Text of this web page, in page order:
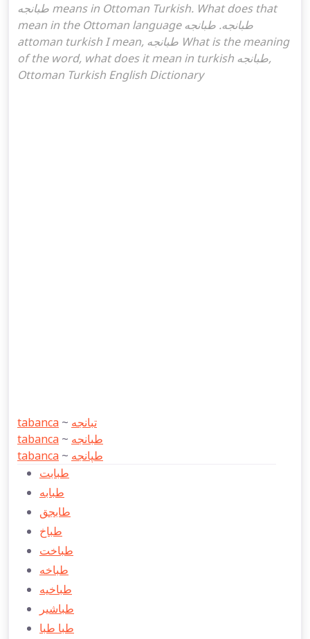
طبانجه means in Ottoman Turkish. What does that
mean in the Ottoman language طبانجه. طبانجه
attoman turkish I mean, طبانجه What is the meaning
of the word, what does it mean in turkish طبانجه,
Ottoman Turkish English Dictionary
tabanca ~ تبانجه
tabanca ~ طبانجه
tabanca ~ طپانجه
طبابت
طبابه
طابجق
طباخ
طباخت
طباخه
طباخيه
طباشير
طبا طبا